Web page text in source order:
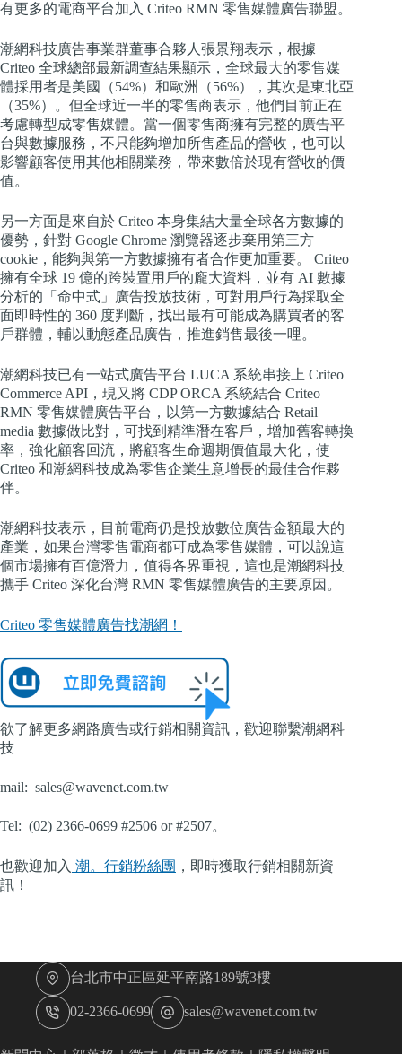
有更多的電商平台加入 Criteo RMN 零售媒體廣告聯盟。
潮網科技廣告事業群董事合夥人張景翔表示，根據
Criteo 全球總部最新調查結果顯示，全球最大的零售媒
體採用者是美國（54%）和歐洲（56%），其次是東北亞
（35%）。但全球近一半的零售商表示，他們目前正在
考慮轉型成零售媒體。當一個零售商擁有完整的廣告平
台與數據服務，不只能夠增加所售產品的營收，也可以
影響顧客使用其他相關業務，帶來數倍於現有營收的價
值。
另一方面是來自於 Criteo 本身集結大量全球各方數據的
優勢，針對 Google Chrome 瀏覽器逐步棄用第三方
cookie，能夠與第一方數據擁有者合作更加重要。 Criteo
擁有全球 19 億的跨裝置用戶的龐大資料，並有 AI 數據
分析的「命中式」廣告投放技術，可對用戶行為採取全
面即時性的 360 度判斷，找出最有可能成為購買者的客
戶群體，輔以動態產品廣告，推進銷售最後一哩。
潮網科技已有一站式廣告平台 LUCA 系統串接上 Criteo
Commerce API，現又將 CDP ORCA 系統結合 Criteo
RMN 零售媒體廣告平台，以第一方數據結合 Retail
media 數據做比對，可找到精準潛在客戶，增加舊客轉換
率，強化顧客回流，將顧客生命週期價值最大化，使
Criteo 和潮網科技成為零售企業生意增長的最佳合作夥
伴。
潮網科技表示，目前電商仍是投放數位廣告金額最大的
產業，如果台灣零售電商都可成為零售媒體，可以說這
個市場擁有百億潛力，值得各界重視，這也是潮網科技
攜手 Criteo 深化台灣 RMN 零售媒體廣告的主要原因。
Criteo 零售媒體廣告找潮網！
欲了解更多網路廣告或行銷相關資訊，歡迎聯繫潮網科
技
mail: sales@wavenet.com.tw
Tel: (02) 2366-0699 #2506 or #2507。
也歡迎加入 潮。行銷粉絲團 ，即時獲取行銷相關新資
訊！
台北市中正區延平南路189號3樓
02-2366-0699 sales@wavenet.com.tw